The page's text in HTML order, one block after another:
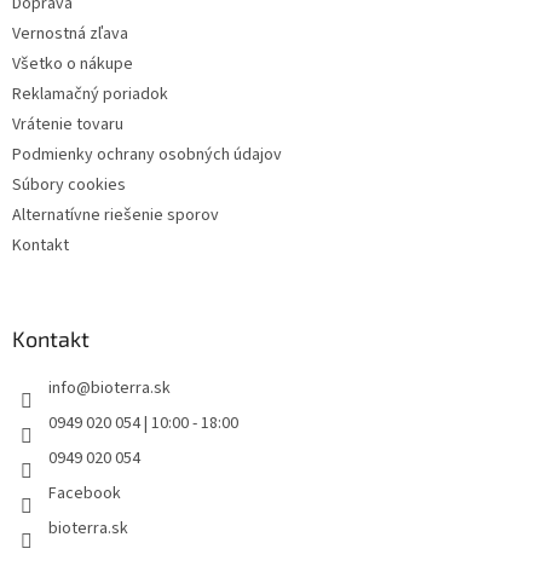
Vernostná zľava
Všetko o nákupe
Reklamačný poriadok
Vrátenie tovaru
Podmienky ochrany osobných údajov
Súbory cookies
Alternatívne riešenie sporov
Kontakt
Kontakt
info@bioterra.sk
0949 020 054 | 10:00 - 18:00
0949 020 054
Facebook
bioterra.sk